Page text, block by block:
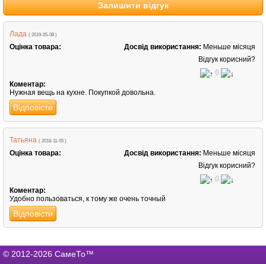
Залишити відгук
Лада ( 2019-05-08 )
Оцінка товара: Досвід використання: Меньше місяця
Відгук корисний?
0
Коментар:
Нужная вещь на кухне. Покупкой довольна.
Відповісти
Татьяна ( 2018-11-05 )
Оцінка товара: Досвід використання: Меньше місяця
Відгук корисний?
0
Коментар:
Удобно пользоваться, к тому же очень точный
Відповісти
© 2012-2026 СамеТо™